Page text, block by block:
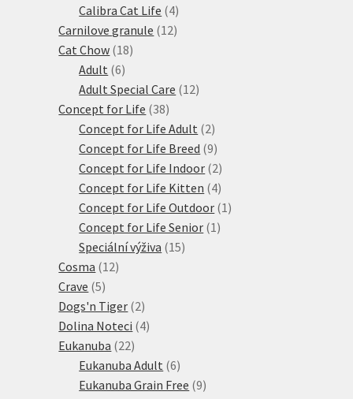
produkty
Calibra Cat Life 44
produkty
Carnilove granule 1212
Cat Chow 1818
Adult 66
produktů
Adult Special Care 1212
Concept for Life 3838
produktů
Concept for Life Adult 22
produkty
Concept for Life Breed 99
produktů
Concept for Life Indoor 22
produkty
Concept for Life Kitten 44
produkty
Concept for Life Outdoor 1 1
Concept for Life Senior 1 1
Speciální výživa 1515
Cosma 1212
Crave 55
produktů
Dogs'n Tiger 22
produkty
Dolina Noteci 44
Eukanuba 2222
produktů
Eukanuba Adult 66
produktů
Eukanuba Grain Free 99